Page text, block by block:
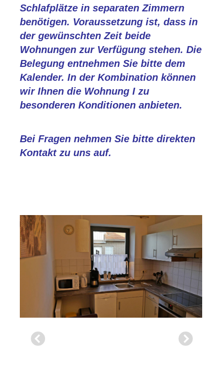
Schlafplätze in separaten Zimmern
benötigen. Voraussetzung ist, dass in
der gewünschten Zeit beide
Wohnungen zur Verfügung stehen. Die
Belegung entnehmen Sie bitte dem
Kalender. In der Kombination können
wir Ihnen die Wohnung I zu
besonderen Konditionen anbieten.
Bei Fragen nehmen Sie bitte direkten
Kontakt zu uns auf.